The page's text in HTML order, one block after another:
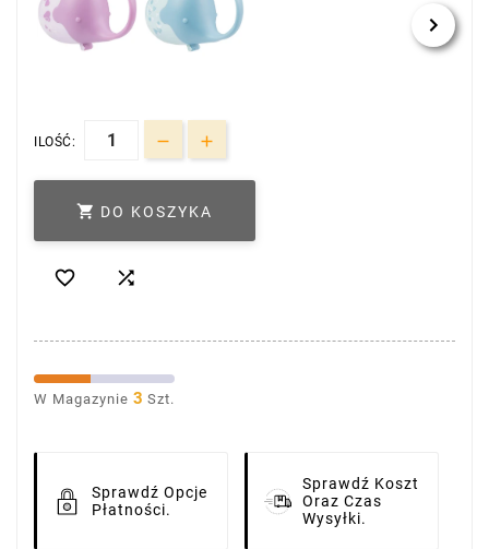
ILOŚĆ:
 DO KOSZYKA
 
W Magazynie 3 Szt.
Sprawdź Opcje
Płatności.
Sprawdź Koszt
Oraz Czas
Wysyłki.